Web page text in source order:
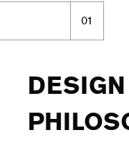
01
DESIGN